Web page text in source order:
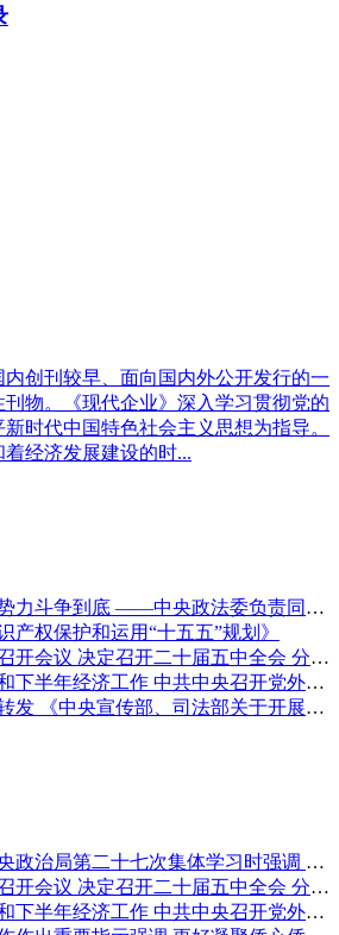
内创刊较早、面向国内外公开发行的一
物。《现代企业》深入学习贯彻党的
时代中国特色社会主义思想为指导。
经济发展建设的时...
坚定不移与黑恶势力斗争到底 ——中央政法委负责同志就开展深化扫黑除恶专项斗争有关问题答记者问
产权保护和运用“十五五”规划》
中共中央政治局召开会议 决定召开二十届五中全会 分析研究当前经济形势和经济工作 中共中央总书记习近平主持会议
就当前经济形势和下半年经济工作 中共中央召开党外人士座谈会 习近平主持并发表重要讲话 李强通报有关情况 王沪宁蔡奇丁薛祥出席
中共中央国务院转发 《中央宣传部、司法部关于开展法治宣传教育的第九个五年规划（二〇二六—二〇三〇年）》
习近平在中共中央政治局第二十七次集体学习时强调 强化政治引领 深化创新发展 高质量推进国防和军队现代化
中共中央政治局召开会议 决定召开二十届五中全会 分析研究当前经济形势和经济工作 中共中央总书记习近平主持会议
就当前经济形势和下半年经济工作 中共中央召开党外人士座谈会 习近平主持并发表重要讲话 李强通报有关情况 王沪宁蔡奇丁薛祥出席